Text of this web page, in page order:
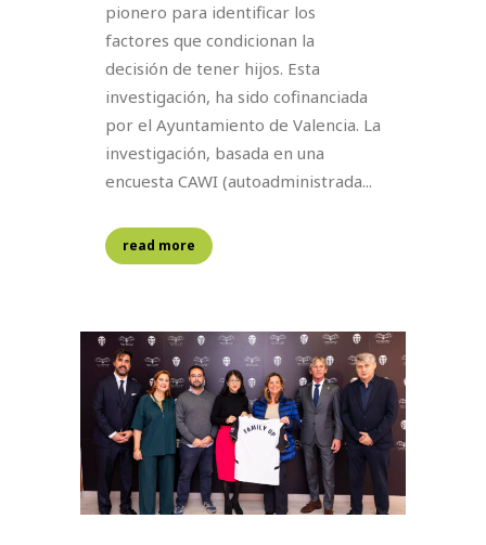
pionero para identificar los
factores que condicionan la
decisión de tener hijos. Esta
investigación, ha sido cofinanciada
por el Ayuntamiento de Valencia. La
investigación, basada en una
encuesta CAWI (autoadministrada...
read more